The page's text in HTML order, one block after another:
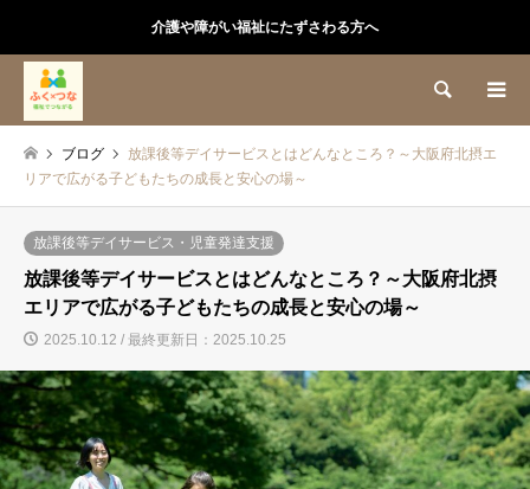
介護や障がい福祉にたずさわる方へ
検索
ブログ
放課後等デイサービスとはどんなところ？～大阪府北摂エ
リアで広がる子どもたちの成長と安心の場～
放課後等デイサービス・児童発達支援
放課後等デイサービスとはどんなところ？～大阪府北摂
エリアで広がる子どもたちの成長と安心の場～
2025.10.12 / 最終更新日：2025.10.25